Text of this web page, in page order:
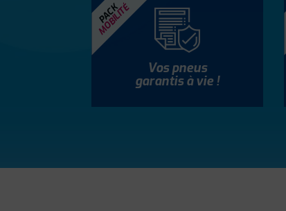
PACK
MOBILITÉ
Vos pneus
garantis à vie !